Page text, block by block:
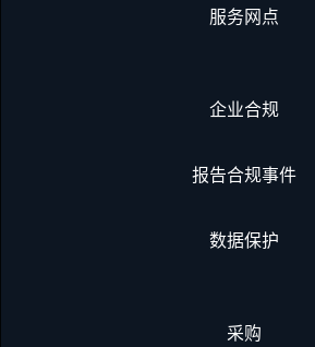
服务网点
企业合规
报告合规事件
数据保护
采购